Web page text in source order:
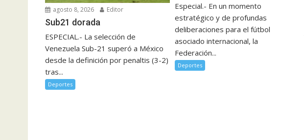
agosto 8, 2026 Editor
Sub21 dorada
ESPECIAL.- La selección de
Venezuela Sub-21 superó a México
desde la definición por penaltis (3-2)
tras...
Deportes
Especial.- En un momento
estratégico y de profundas
deliberaciones para el fútbol
asociado internacional, la
Federación...
Deportes